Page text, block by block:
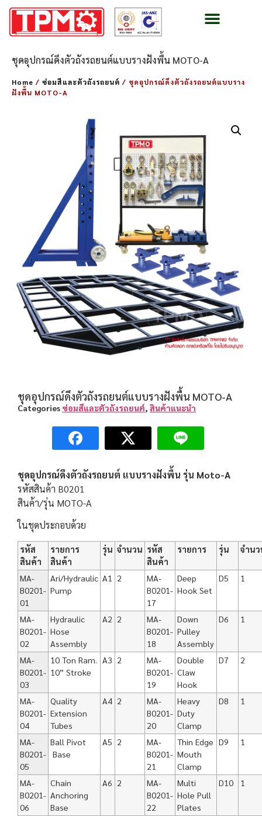
ชุดอุปกรณ์ดึงตัวถังรถยนต์แบบรางฝังพื้น MOTO-A
Home / ซ่อมสีและตัวถังรถยนต์ / ชุดอุปกรณ์ดึงตัวถังรถยนต์แบบราง
ฝังพื้น MOTO-A
ชุดอุปกรณ์ดึงตัวถังรถยนต์แบบรางฝังพื้น MOTO-A
Categories ซ่อมสีและตัวถังรถยนต์, สินค้าแนะนำ
ชุดอุปกรณ์ดึงตัวถังรถยนต์ แบบรางฝังพื้น รุ่น Moto-A
รหัสสินค้า B0201
สินค้า/รุ่น MOTO-A
ในชุดประกอบด้วย
รหัส
สินค้า
รายการ
สินค้า
รุ่น จำนวน รหัส
สินค้า
รายการ รุ่น จำน
MA-
B0201-
01
Ari/Hydraulic
Pump
A1 2
MA-
B0201-
17
Deep
Hook Set
D5 1
MA-
B0201-
02
Hydraulic
Hose
Assembly
A2 2
MA-
B0201-
18
Down
Pulley
Assembly
D6 1
MA-
B0201-
03
10 Ton Ram.
10” Stroke
A3 2
MA-
B0201-
19
Double
Claw
Hook
D7 2
MA-
B0201-
04
Quality
Extension
Tubes
A4 2
MA-
B0201-
20
Heavy
Duty
Clamp
D8 1
MA-
B0201-
05
Ball Pivot
Base
A5 2
MA-
B0201-
21
Thin Edge
Mouth
Clamp
D9 1
MA-
B0201-
06
Chain
Anchoring
Base
A6 2
MA-
B0201-
22
Multi
Hole Pull
Plates
D10 1